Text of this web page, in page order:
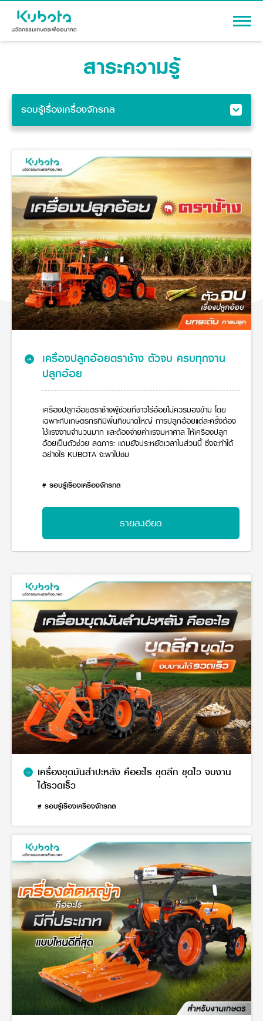
สินค้า
แทรกเตอร์
อุปกรณ์ต่อพ่วงแทรกเตอร์
รถเกี่ยวนวดข้าว
รถดำนา
ชุดอุปกรณ์เสริมรถดำนา
เครื่องยนต์ดีเซล
รถไถ
สินค้าอื่น ๆ
เครื่องจักรกลก่อสร้าง
รถขุดขนาดเล็ก
อุปกรณ์ต่อพ่วงรถขุด
สินค้านวัตกรรมการเกษตร
โดรนการเกษตร
โปรโมชัน
สาระความรู้
ผู้แทนจำหน่าย
เครื่องจักรกลการเกษตร
เครื่องจักรกลการเกษตร
ศูนย์จำหน่ายกล้าแผ่นฯ
ศูนย์จำหน่ายกล้าแผ่นคูโบต้า
สิ่งที่ผู้ลงทุนจะได้รับ
การลงทุนรายได้และจุดคุ้มทุน
วัสดุอุปกรณ์
ติดต่อซื้อกล้าแผ่น
ข้อมูลองค์กร
รู้จักสยามคูโบต้า
ประวัติบริษัท
วิสัยทัศน์และนโยบาย
4 หัวใจหลักของธุรกิจ
มาตรฐานสู่ความเป็นผู้นำในเอเชีย
ที่มา
สินค้าที่ส่งออก
สำนักงานต่างประเทศ
ศูนย์บริการในต่างประเทศ
ประเทศคู่ค้า
สมัครงาน
สมัครงานคูโบต้า
ตำแหน่งงานว่าง
นักศึกษาฝึกงาน
สวัสดิการพนักงาน
ข่าวสาร
ข่าวสาร
ข่าวและกิจกรรมที่แนะนำ
ข่าวกิจกรรมเพื่อสังคม
โฆษณาคูโบต้า
โครงการตามแนวพระราชดำริ
การพัฒนาชุมชน และสังคม
การศึกษา และเยาวชน
คูโบต้าร่วมมือเกษตรร่วมใจ
วารสารออนไลน์
ออนไลน์โชว์รูม
บริการหลังการขาย
คูโบต้า สโตร์
KAS เกษตรครบวงจร
คูโบต้าฟาร์ม
คูโบต้าแฟมิลี่
ไทย English
สาระความรู้
รอบรู้เรื่องเครื่องจักรกล
โดรนเพื่อการเกษตร
รอบรู้เรื่องเครื่องจักรกล
รอบรู้แทรกเตอร์
รอบรู้เรื่องก่อสร้าง
รถเกี่ยวนวดข้าว
การปลูกข้าวนาดำ
เครื่องยนต์รถไถ
ขับปลอดภัย
พืชมูลค่าสูง
โครงการ KUBOTA พลิกฟื้น ผืนดิน
เครื่องปลูกอ้อยตราช้าง ตัวจบ ครบทุกงาน
ปลูกอ้อย
เครื่องปลูกอ้อยตราช้างผู้ช่วยที่ชาวไร่อ้อยไม่ควรมองข้าม โดย
เฉพาะกับเกษตรกรที่มีพื้นที่ขนาดใหญ่ การปลูกอ้อยแต่ละครั้งต้อง
ใช้แรงงานจำนวนมาก และต้องจ่ายค่าแรงมหาศาล ให้เครื่องปลูก
อ้อยเป็นตัวช่วย ลดภาระ แถมยังประหยัดเวลาในส่วนนี้ ซึ่งจะทำได้
อย่างไร KUBOTA จะพาไปชม
# รอบรู้เรื่องเครื่องจักรกล
รายละเอียด
เครื่องขุดมันสำปะหลัง คืออะไร ขุดลึก ขุดไว จบงาน
ได้รวดเร็ว
# รอบรู้เรื่องเครื่องจักรกล